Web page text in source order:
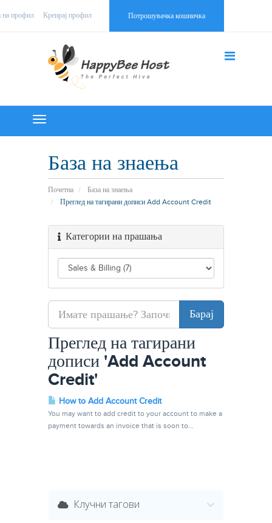
на профил Креирај профил Потрошувачка кошничка
Toggle
navigation
База на знаења
Почетна
База на знаења
Преглед на тагирани дописи Add Account Credit
Категории на прашања
Преглед на тагирани
дописи 'Add Account
Credit'
How to Add Account Credit
You may want to add credit to your account to make a
payment towards an invoice that is soon to...
Клучни тагови